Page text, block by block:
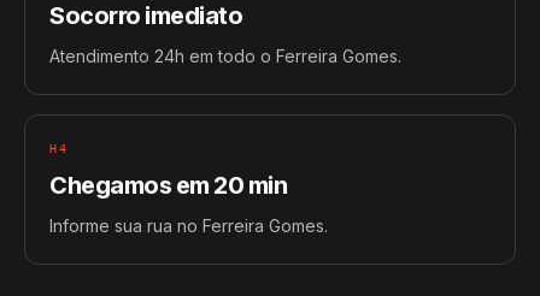
Socorro imediato
Atendimento 24h em todo o Ferreira Gomes.
H4
Chegamos em 20 min
Informe sua rua no Ferreira Gomes.